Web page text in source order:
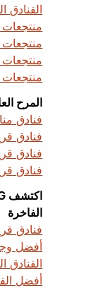
الفنادق
منتجعات
المرح
فنادق
فنادق
فنادق
فنادق
الفاخرة
فنادق
أفضل
الفنادق
أفضل